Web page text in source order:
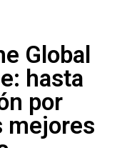
Global
hasta
por
mejores